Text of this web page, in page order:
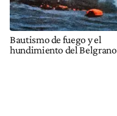
Bautismo de fuego y el
hundimiento del Belgrano